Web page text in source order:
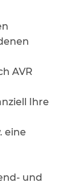
AVR
Ihre
eine
und